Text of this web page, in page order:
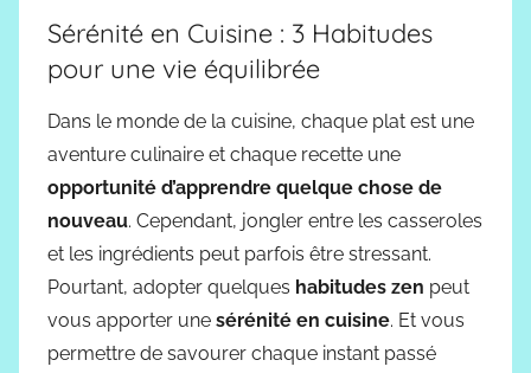
Sérénité en Cuisine : 3 Habitudes
pour une vie équilibrée
Dans le monde de la cuisine, chaque plat est une
aventure culinaire et chaque recette une
opportunité d’apprendre quelque chose de
nouveau. Cependant, jongler entre les casseroles
et les ingrédients peut parfois être stressant.
Pourtant, adopter quelques habitudes zen peut
vous apporter une sérénité en cuisine. Et vous
permettre de savourer chaque instant passé